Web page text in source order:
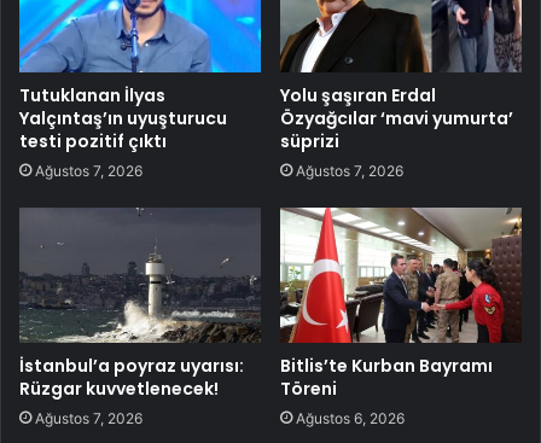
Tutuklanan İlyas
Yalçıntaş’ın uyuşturucu
testi pozitif çıktı
Ağustos 7, 2026
Yolu şaşıran Erdal
Özyağcılar ‘mavi yumurta’
süprizi
Ağustos 7, 2026
İstanbul’a poyraz uyarısı:
Rüzgar kuvvetlenecek!
Ağustos 7, 2026
Bitlis’te Kurban Bayramı
Töreni
Ağustos 6, 2026